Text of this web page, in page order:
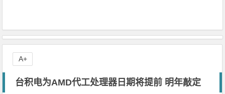
台积电为AMD代工处理器日期将提前 明年敲定
A+